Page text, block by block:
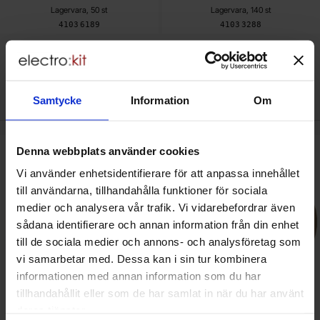
Samtycke Information Om
Denna webbplats använder cookies
Vi använder enhetsidentifierare för att anpassa innehållet
till användarna, tillhandahålla funktioner för sociala
medier och analysera vår trafik. Vi vidarebefordrar även
sådana identifierare och annan information från din enhet
till de sociala medier och annons- och analysföretag som
vi samarbetar med. Dessa kan i sin tur kombinera
informationen med annan information som du har
tillhandahållit eller som de har samlat in när du har använt
Art. nr
4103 6189
Lagervara, 50 st
Art. nr
4103 3288
Lagervara, 140 st
Den här produkten är tillbehör till
dC-motor med kuggväxel 1:48 65rpm 6V 2-pack som favorit
Makera olimex Robotplattform 3